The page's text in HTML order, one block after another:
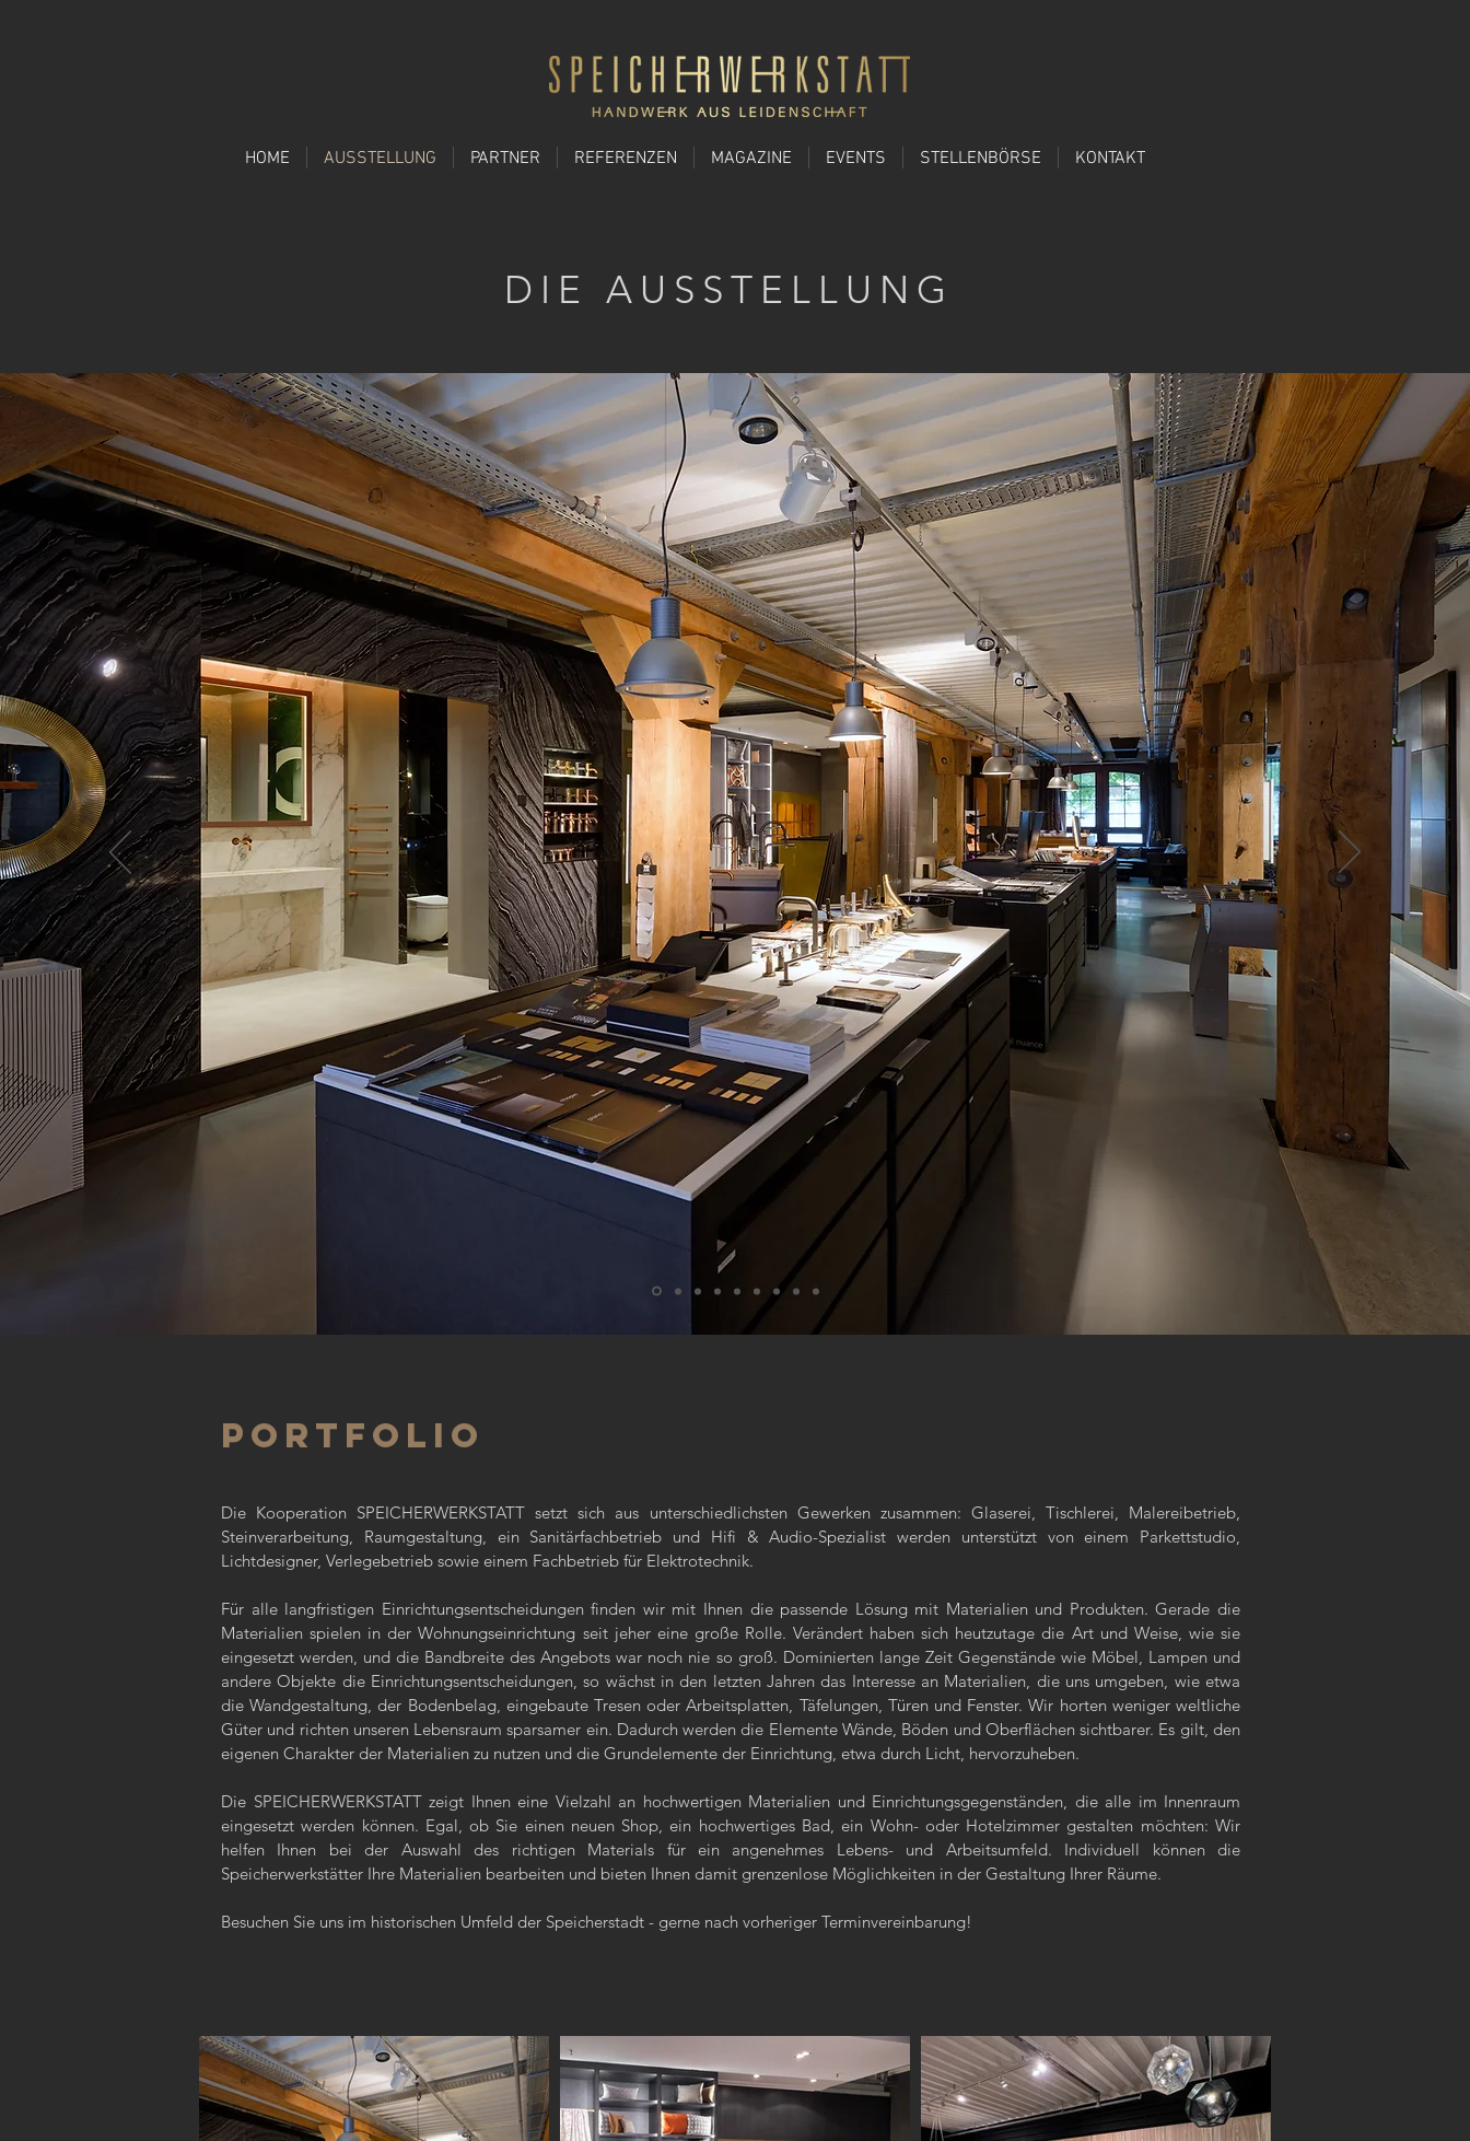
HOME AUSSTELLUNG PARTNER REFERENZEN MAGAZINE EVENTS STELLENBÖRSE KONTAKT
DIE AUSSTELLUNG
PORTFOLIO
Die Kooperation SPEICHERWERKSTATT setzt sich aus unterschiedlichsten Gewerken zusammen: Glaserei, Tischlerei, Malereibetrieb,
Steinverarbeitung, Raumgestaltung, ein Sanitärfachbetrieb und Hifi & Audio-Spezialist werden unterstützt von einem Parkettstudio,
Lichtdesigner, Verlegebetrieb sowie einem Fachbetrieb für Elektrotechnik.
Für alle langfristigen Einrichtungsentscheidungen finden wir mit Ihnen die passende Lösung mit Materialien und Produkten. Gerade die
Materialien spielen in der Wohnungseinrichtung seit jeher eine große Rolle. Verändert haben sich heutzutage die Art und Weise, wie sie
eingesetzt werden, und die Bandbreite des Angebots war noch nie so groß. Dominierten lange Zeit Gegenstände wie Möbel, Lampen und
andere Objekte die Einrichtungsentscheidungen, so wächst in den letzten Jahren das Interesse an Materialien, die uns umgeben, wie etwa
die Wandgestaltung, der Bodenbelag, eingebaute Tresen oder Arbeitsplatten, Täfelungen, Türen und Fenster. Wir horten weniger weltliche
Güter und richten unseren Lebensraum sparsamer ein. Dadurch werden die Elemente Wände, Böden und Oberflächen sichtbarer. Es gilt, den
eigenen Charakter der Materialien zu nutzen und die Grundelemente der Einrichtung, etwa durch Licht, hervorzuheben.
Die SPEICHERWERKSTATT zeigt Ihnen eine Vielzahl an hochwertigen Materialien und Einrichtungsgegenständen, die alle im Innenraum
eingesetzt werden können. Egal, ob Sie einen neuen Shop, ein hochwertiges Bad, ein Wohn- oder Hotelzimmer gestalten möchten: Wir
helfen Ihnen bei der Auswahl des richtigen Materials für ein angenehmes Lebens- und Arbeitsumfeld. Individuell können die
Speicherwerkstätter Ihre Materialien bearbeiten und bieten Ihnen damit grenzenlose Möglichkeiten in der Gestaltung Ihrer Räume.
Besuchen Sie uns im historischen Umfeld der Speicherstadt - gerne nach vorheriger Terminvereinbarung!